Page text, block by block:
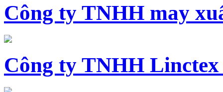
Công ty TNHH may
Công ty TNHH Linctex